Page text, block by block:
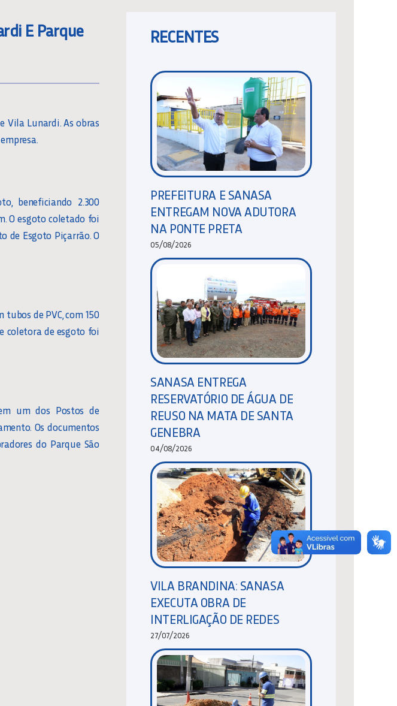
E Parque
Vila Lunardi. As obras
beneficiando 2.300
O esgoto coletado foi
de Esgoto Piçarrão. O
de PVC, com 150
coletora de esgoto foi
um dos Postos de
Os documentos
do Parque São
RECENTES
PREFEITURA E SANASA
ENTREGAM NOVA ADUTORA
NA PONTE PRETA
05/08/2026
SANASA ENTREGA
RESERVATÓRIO DE ÁGUA DE
REUSO NA MATA DE SANTA
GENEBRA
04/08/2026
VILA BRANDINA: SANASA
EXECUTA OBRA DE
INTERLIGAÇÃO DE REDES
27/07/2026